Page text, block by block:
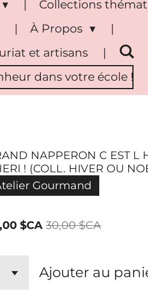
Collections
À Propos
et artisans
dans votre école !
NAPPERON C EST L
! (COLL. HIVER OU
Gourmand
$CA 30,00 $CA
Ajouter au